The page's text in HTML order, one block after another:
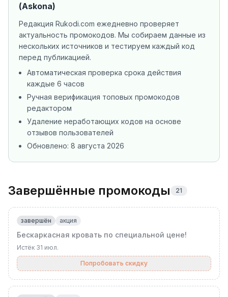
(Askona)
Редакция Rukodi.com ежедневно проверяет
актуальность промокодов. Мы собираем данные из
нескольких источников и тестируем каждый код
перед публикацией.
Автоматическая проверка срока действия
каждые 6 часов
Ручная верификация топовых промокодов
редактором
Удаление неработающих кодов на основе
отзывов пользователей
Обновлено: 8 августа 2026
Завершённые промокоды 21
завершён акция
Бескаркасная кровать по специальной цене!
Истёк 31 июл.
Попробовать скидку